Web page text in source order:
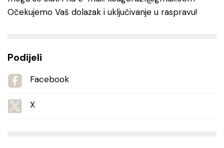
Očekujemo Vaš dolazak i uključivanje u raspravu!
Podijeli
Facebook
X